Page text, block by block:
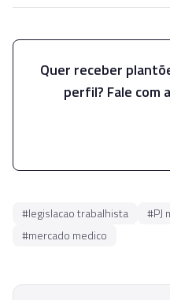
Quer receber
perfil? Fale com
#legislacao trabalhista #PJ
#mercado medico